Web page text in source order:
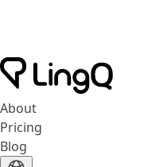
About
Pricing
Blog